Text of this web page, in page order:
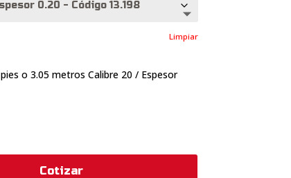
Limpiar
o 3.05 metros Calibre 20 / Espesor
Cotizar